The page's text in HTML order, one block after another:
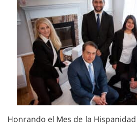
Honrando el Mes de la